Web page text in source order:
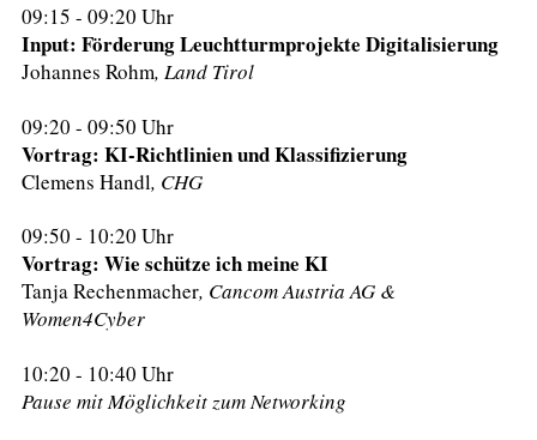
09:15 - 09:20 Uhr
Input: Förderung Leuchtturmprojekte Digitalisierung
Johannes Rohm, Land Tirol
09:20 - 09:50 Uhr
Vortrag: KI-Richtlinien und Klassifizierung
Clemens Handl, CHG
09:50 - 10:20 Uhr
Vortrag: Wie schütze ich meine KI
Tanja Rechenmacher, Cancom Austria AG &
Women4Cyber
10:20 - 10:40 Uhr
Pause mit Möglichkeit zum Networking